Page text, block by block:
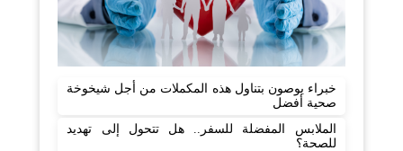
خبراء يوصون بتناول هذه المكملات من أجل شيخوخة
صحية أفضل
الملابس المفضلة للسفر.. هل تتحول إلى تهديد
للصحة؟